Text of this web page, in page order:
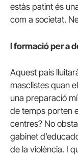
estàs patint és
com a societat.
I formació per a
Aquest país
masclistes quan
una preparació
de temps porten
centres? No
gabinet
de la violència. I